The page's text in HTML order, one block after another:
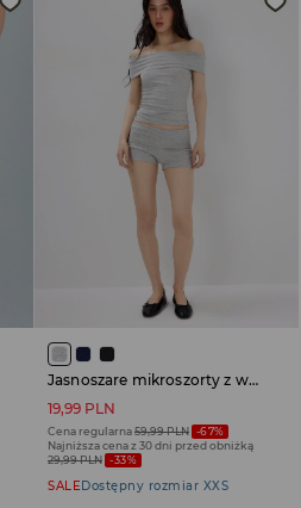
Jasnoszare mikroszorty z wywijanym pasem
19,99 PLN
Cena regularna59,99 PLN -67%
Najniższa cena z 30 dni przed obniżką
29,99 PLN -33%
SALEDostępny rozmiar XXS